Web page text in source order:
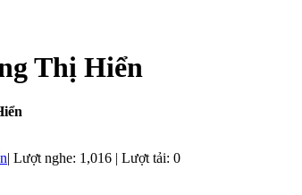
Thị Hiển
| Lượt nghe: 1,016 | Lượt tải: 0